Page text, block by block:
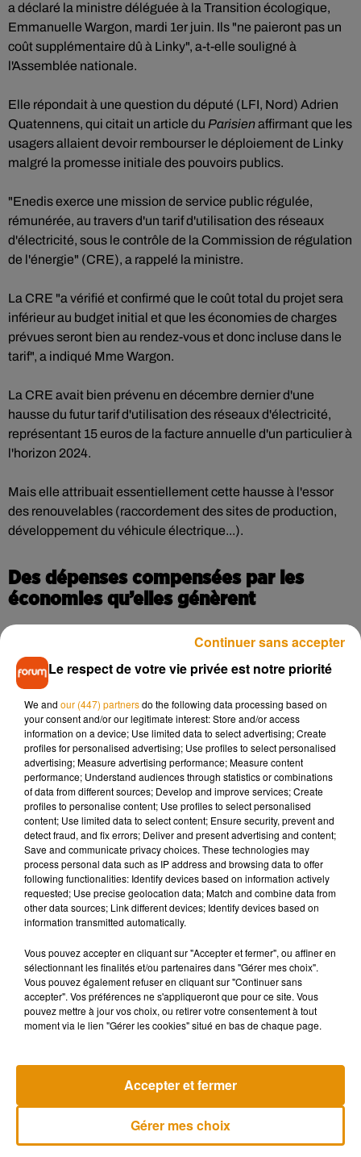
a déclaré la ministre déléguée à la Transition écologique,
Emmanuelle Wargon, mardi 1er juin. Ils "ne paieront pas un
coût supplémentaire dû à Linky", a-t-elle souligné à
l'Assemblée nationale.
Elle répondait à une question du député (LFI, Nord) Adrien
Quatennens, qui citait un article du Parisienaffirmant que les
usagers allaient devoir rembourser le déploiement de Linky
malgré la promesse initiale des pouvoirs publics.
"Enedis exerce une mission de service public régulée,
rémunérée, au travers d'un tarif d'utilisation des réseaux
d'électricité, sous le contrôle de la Commission de régulation
de l'énergie" (CRE), a rappelé la ministre.
La CRE "a vérifié et confirmé que le coût total du projet sera
inférieur au budget initial et que les économies de charges
prévues seront bien au rendez-vous et donc incluse dans le
tarif", a indiqué Mme Wargon.
La CRE avait bien prévenu en décembre dernier d'une
hausse du futur tarif d'utilisation des réseaux d'électricité,
représentant 15 euros de la facture annuelle d'un particulier à
l'horizon 2024.
Mais elle attribuait essentiellement cette hausse à l'essor
des renouvelables (raccordement des sites de production,
développement du véhicule électrique...).
Des dépenses compensées par les
économies qu’elles génèrent
économies permises par Linky devaient permettre de
"compenser" la hausse des charges associée à son
déploiement. Le régulateur a aussi publié un communiqué
mardi pour affirmer que "le compteur Linky ne fait pas
augmenter la facture des consommateurs".
"Les économies associées au déploiement du compteur
évolué Linky compensent les coûts d'investissement du
projet", estime une nouvelle fois la CRE.
Elle rappelle avoir mis en place une "tarification différée"
pour que les coûts "soient répercutés dans les tarifs en
même temps que les bénéfices".
Linky est, en effet, censé permettre des économies pour le
relever les compteurs et même effectuer certaines
opérations à distance, ainsi que limiter les erreurs ou la
fraude.
suivant plus finement.
Le respect de votre vie privée est notre priorité
We and our (447) partnersdo the following data processing based on
your consent and/or our legitimate interest: Store and/or access
information on a device; Use limited data to select advertising; Create
profiles for personalised advertising; Use profiles to select personalised
advertising; Measure advertising performance; Measure content
performance; Understand audiences through statistics or combinations
of data from different sources; Develop and improve services; Create
profiles to personalise content; Use profiles to select personalised
content; Use limited data to select content; Ensure security, prevent and
detect fraud, and fix errors; Deliver and present advertising and content;
Save and communicate privacy choices. These technologies may
process personal data such as IP address and browsing data to offer
following functionalities: Identify devices based on information actively
requested; Use precise geolocation data; Match and combine data from
other data sources; Link different devices; Identify devices based on
information transmitted automatically.
Vous pouvez accepter en cliquant sur "Accepter et fermer", ou affiner en
sélectionnant les finalités et/ou partenaires dans "Gérer mes choix".
Vous pouvez également refuser en cliquant sur "Continuer sans
accepter". Vos préférences ne s'appliqueront que pour ce site. Vous
pouvez mettre à jour vos choix, ou retirer votre consentement à tout
moment via le lien "Gérer les cookies" situé en bas de chaque page.
Gérer mes choix
Accepter et fermer
Continuer sans accepter